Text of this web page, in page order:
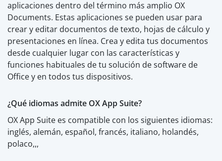
aplicaciones dentro del término más amplio OX
Documents. Estas aplicaciones se pueden usar para
crear y editar documentos de texto, hojas de cálculo y
presentaciones en línea. Crea y edita tus documentos
desde cualquier lugar con las características y
funciones habituales de tu solución de software de
Office y en todos tus dispositivos.
¿Qué idiomas admite OX App Suite?
OX App Suite es compatible con los siguientes idiomas:
inglés, alemán, español, francés, italiano, holandés,
polaco,,,